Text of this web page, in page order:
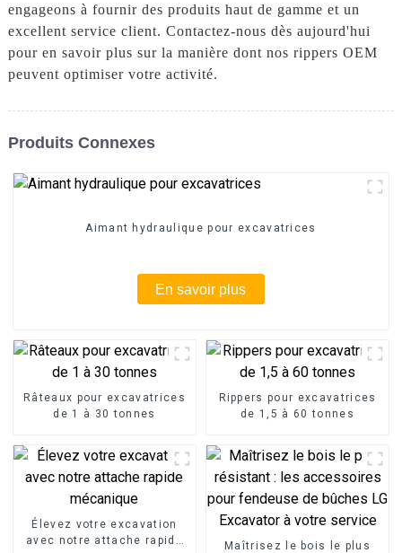
engageons à fournir des produits haut de gamme et un
excellent service client. Contactez-nous dès aujourd'hui
pour en savoir plus sur la manière dont nos rippers OEM
peuvent optimiser votre activité.
Produits Connexes
Aimant hydraulique pour excavatrices
En savoir plus
Râteaux pour excavatrices
de 1 à 30 tonnes
Rippers pour excavatrices
de 1,5 à 60 tonnes
Élevez votre excavation
avec notre attache rapide
Maîtrisez le bois le plus